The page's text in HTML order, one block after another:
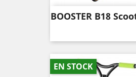
BOOSTER B18
EN STOCK